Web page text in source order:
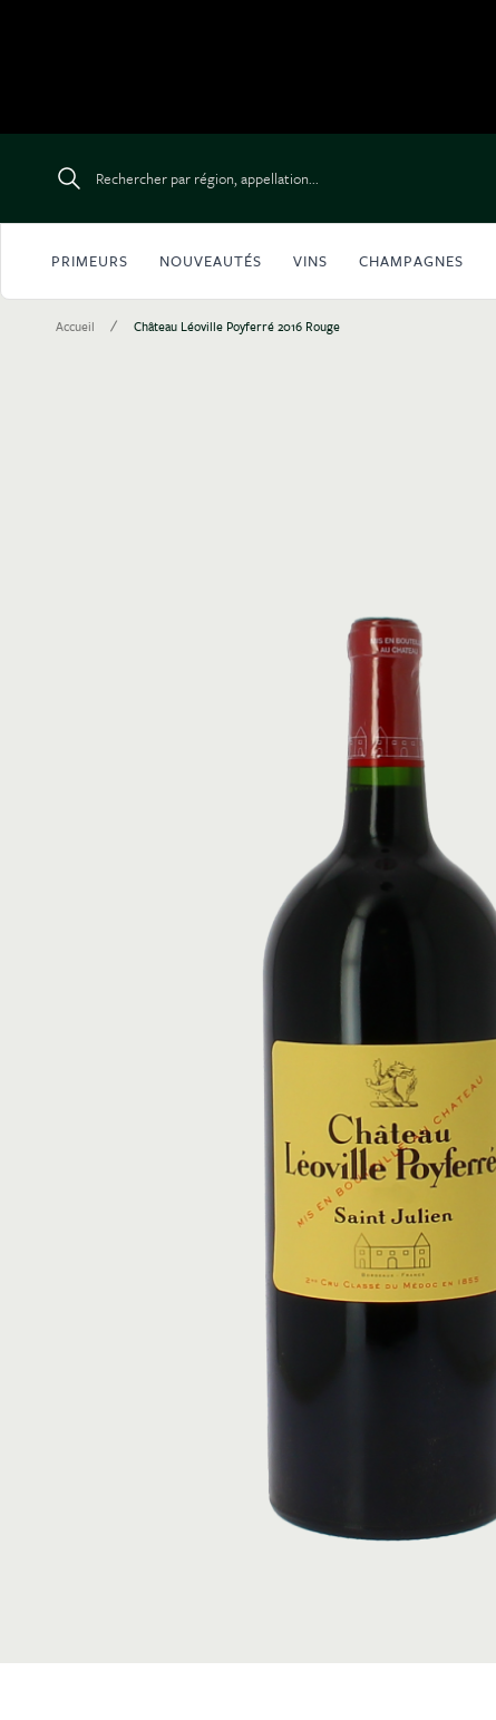
Rechercher par région, appellation...
PRIMEURS NOUVEAUTÉS VINS CHAMPAGNES
Accueil / Château Léoville Poyferré 2016 Rouge